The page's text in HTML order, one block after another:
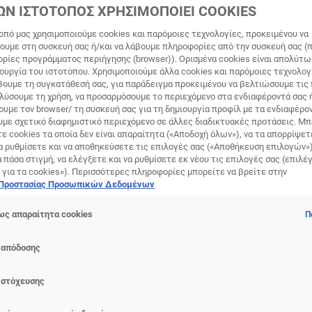
να αφήνετε τη φαντασία σας να οργιάζει στα μαλλιά σας,
της L'Oréal Paris. Πλεξούδες, κότσοι, αλογοουρές,
Θέλετε να δώσετε ένταση στις μπούκλες σας; Επιλέξτε
τρίχα και της χαρίζει όγκο, χωρίς να τη βαραίνει. Θέλετε
τις μπούκλες σας φυσικές και λαμπερές; Το
ένα με μια πιο κρεμώδη σύνθεση. Εάν βρίσκεται μεταξύ
το Stylista Curl Tonic θα δυναμώσει τις μπούκλες σας
δώσει ένα ομοιόμορφο look.
ΙΣΤΟΤΟΠΟΣ ΧΡΗΣΙΜΟΠΟΙΕΙ COOKIES
μας χρησιμοποιούμε cookies και παρόμοιες τεχνολογίες, προκειμένου να
στη συσκευή σας ή/και να λάβουμε πληροφορίες από την συσκευή σας
προγράμματος περιήγησης (browser)). Ορισμένα cookies είναι
του ιστοτόπου. Χρησιμοποιούμε άλλα cookies και παρόμοιες
τη συγκατάθεσή σας, για παράδειγμα προκειμένου να βελτιώσουμε τις
τη χρήση, να προσαρμόσουμε το περιεχόμενο στα ενδιαφέροντά σας
τον browser/ τη συσκευή σας για τη δημιουργία προφίλ με τα
σχετικό διαφημιστικό περιεχόμενο σε άλλες διαδικτυακές προτάσεις.
cookies τα οποία δεν είναι απαραίτητα («Αποδοχή όλων»), να τα
ρυθμίσετε και να αποθηκεύσετε τις επιλογές σας («Αποθήκευση
πάσα στιγμή, να ελέγξετε και να ρυθμίσετε εκ νέου τις επιλογές σας
για τα cookies»). Περισσότερες πληροφορίες μπορείτε να βρείτε στην
Προσωπικών Δεδομένων
απαραίτητα cookies